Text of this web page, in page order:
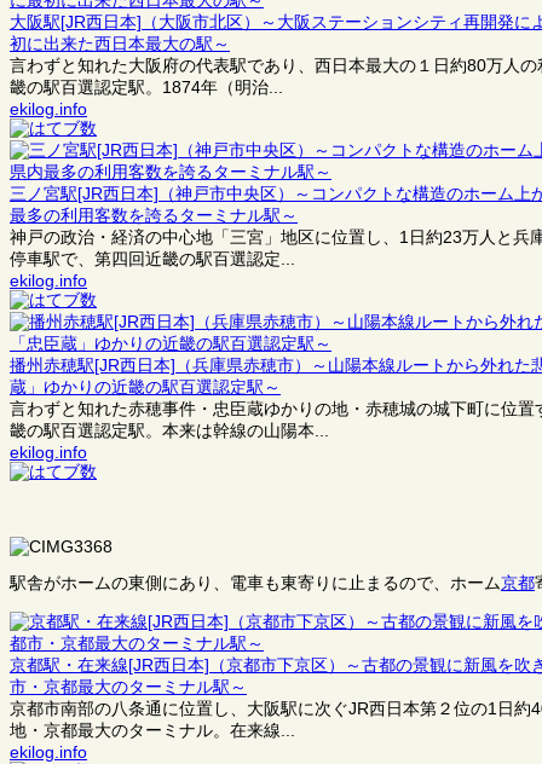
大阪駅[JR西日本]（大阪市北区）～大阪ステーションシティ再開発
初に出来た西日本最大の駅～
言わずと知れた大阪府の代表駅であり、西日本最大の１日約80万人
畿の駅百選認定駅。1874年（明治...
ekilog.info
三ノ宮駅[JR西日本]（神戸市中央区）～コンパクトな構造のホーム
最多の利用客数を誇るターミナル駅～
神戸の政治・経済の中心地「三宮」地区に位置し、1日約23万人と兵
停車駅で、第四回近畿の駅百選認定...
ekilog.info
播州赤穂駅[JR西日本]（兵庫県赤穂市）～山陽本線ルートから外れ
蔵」ゆかりの近畿の駅百選認定駅～
言わずと知れた赤穂事件・忠臣蔵ゆかりの地・赤穂城の城下町に位
畿の駅百選認定駅。本来は幹線の山陽本...
ekilog.info
駅舎がホームの東側にあり、電車も東寄りに止まるので、ホーム京都
京都駅・在来線[JR西日本]（京都市下京区）～古都の景観に新風を
市・京都最大のターミナル駅～
京都市南部の八条通に位置し、大阪駅に次ぐJR西日本第２位の1日
地・京都最大のターミナル。在来線...
ekilog.info